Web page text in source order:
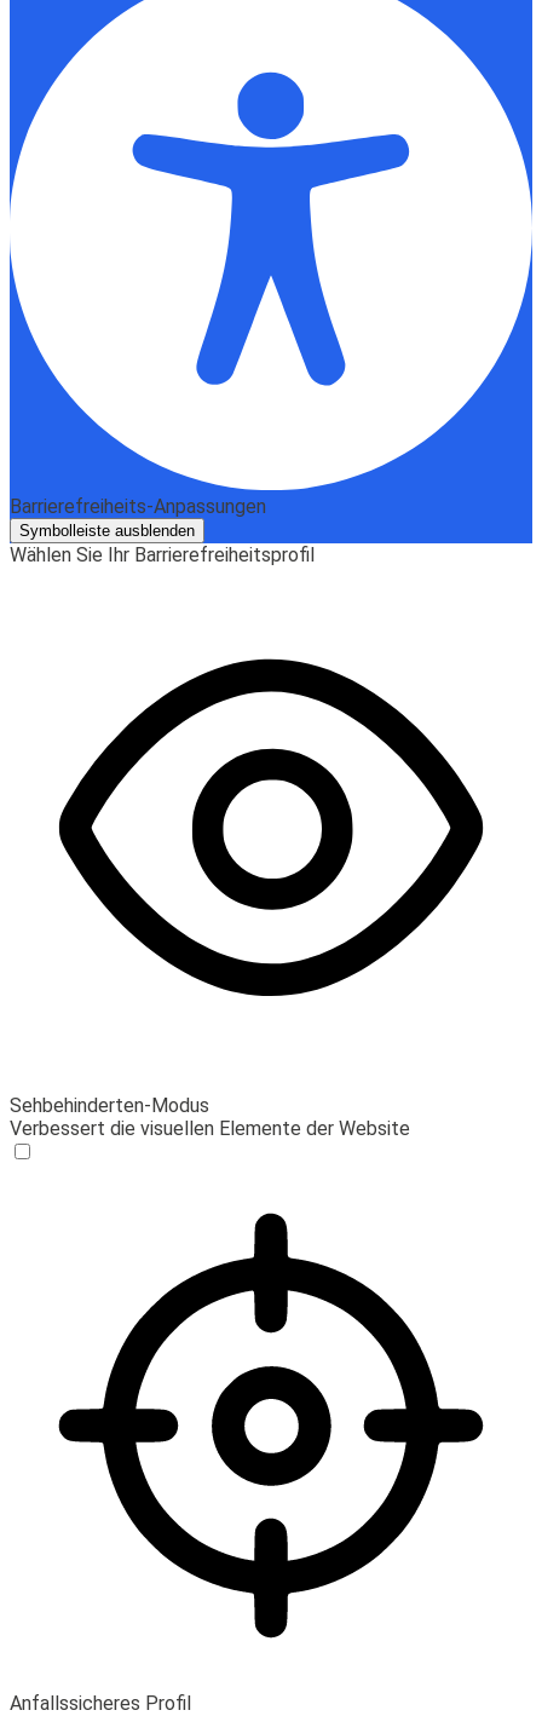
Barrierefreiheits-Anpassungen
Symbolleiste ausblenden
Wählen Sie Ihr Barrierefreiheitsprofil
Sehbehinderten-Modus
Verbessert die visuellen Elemente der Website
Anfallssicheres Profil